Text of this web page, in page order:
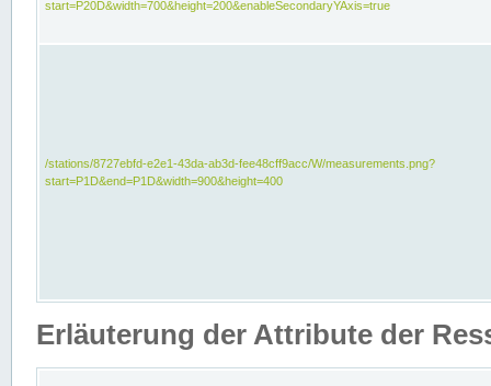
start=P20D&width=700&height=200&enableSecondaryYAxis=true
/stations/8727ebfd-e2e1-43da-ab3d-fee48cff9acc/W/measurements.png?
start=P1D&end=P1D&width=900&height=400
Erläuterung der Attribute der